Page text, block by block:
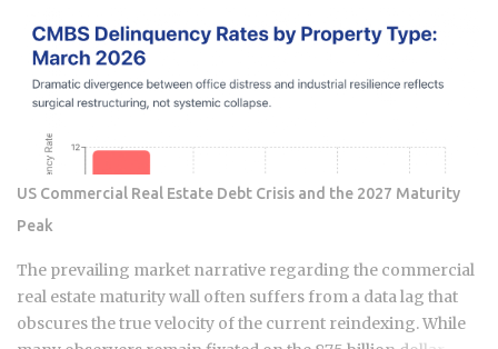
expat or digital analyst, success is found by understanding
that e-wallets like MoMo and ZaloPay are not mere
replacements for physical currency but are specialized
software layers designed for specific urban behaviors. This
navigate the current Vietnamese fintech landscape without
the typical amateur hurdles. The Parallel Realities Of Digital
And Physical Currency The Vietnamese economy operates
as a hybrid system where digital super-apps and physical
cash serve distinct masters. While major urban centers
appear fully digitized through the ubiquitous VietQR
network, ...
US Commercial Real Estate Debt Crisis and the 2027 Maturity
Peak
The prevailing market narrative regarding the commercial
real estate maturity wall often suffers from a data lag that
obscures the true velocity of the current reindexing. While